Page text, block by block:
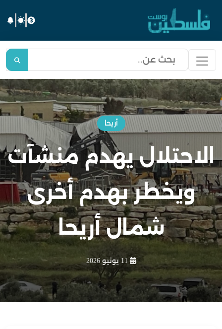
أريحا
الاحتلال يهدم منشآت
ويخطر بهدم أخرى
شمال أريحا
11 يونيو 2026